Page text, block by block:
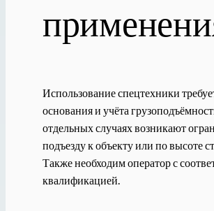
Использование спецтехники
основания и учёта
отдельных случаях возникают
подъезду к объекту или по высоте
Также необходим оператор с
квалификацией.